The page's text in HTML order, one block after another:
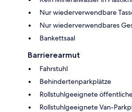
Nur wiederverwendbare
Nur wiederverwendbares
Bankettsaal
Barrierearmut
Fahrstuhl
Behindertenparkplätze
Rollstuhlgeeignete
Rollstuhlgeeignete Van-